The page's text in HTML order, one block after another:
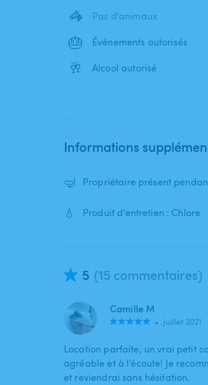
🦓 Pas d'animaux
🎂 Événements autorisés
🥂 Alcool autorisé
Informations
🤿 Propriétaire présent
💧 Produit d'entretien : Chlore
5 (15 commentaires)
Camille M
• juillet 2021
Location parfaite, un vrai petit
agréable et à l’écoute! Je
et reviendrai sans hésitation.